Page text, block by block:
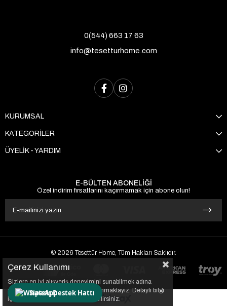
Sipariş Destek Hattı
0(544) 663 17 63
info@tesetturhome.com
KURUMSAL
KATEGORİLER
ÜYELİK - YARDIM
E-BÜLTEN ABONELİĞİ
Özel indirim fırsatlarını kaçırmamak için abone olun!
© 2026 Tesettür Home, Tüm Hakları Saklıdır.
Çerez Kullanımı
Sizlere en iyi alışveriş deneyimini sunabilmek adına
sitemizde çerezler(cookies) kullanmaktayız. Detaylı bilgi
için Kvkk sözleşmesini inceleyebilirsiniz.